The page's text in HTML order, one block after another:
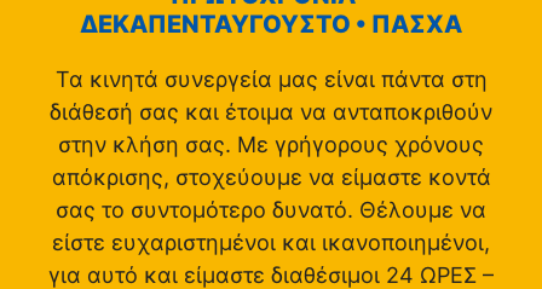
ΔΕΚΑΠΕΝΤΑΥΓΟΥΣΤΟ • ΠΑΣΧΑ
Τα κινητά συνεργεία μας είναι πάντα στη
διάθεσή σας και έτοιμα να ανταποκριθούν
στην κλήση σας. Με γρήγορους χρόνους
απόκρισης, στοχεύουμε να είμαστε κοντά
σας το συντομότερο δυνατό. Θέλουμε να
είστε ευχαριστημένοι και ικανοποιημένοι,
για αυτό και είμαστε διαθέσιμοι 24 ΩΡΕΣ –